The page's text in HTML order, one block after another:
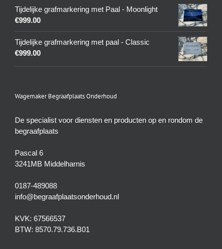
Tijdelijke grafmarkering met Paal - Moonlight
€999.00
Tijdelijke grafmarkering met paal - Classic
€999.00
Wagemaker Begraafplaats Onderhoud
De specialist voor diensten en producten op en rondom de
begraafplaats
Pascal 6
3241MB Middelharnis
0187-489088
info@begraafplaatsonderhoud.nl
KVK: 67566537
BTW: 8570.79.736.B01